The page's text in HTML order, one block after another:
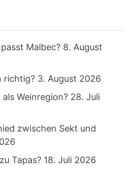
Malbec? 8. August
richtig? 3. August 2026
Weinregion? 28. Juli
zwischen Sekt und
Tapas? 18. Juli 2026